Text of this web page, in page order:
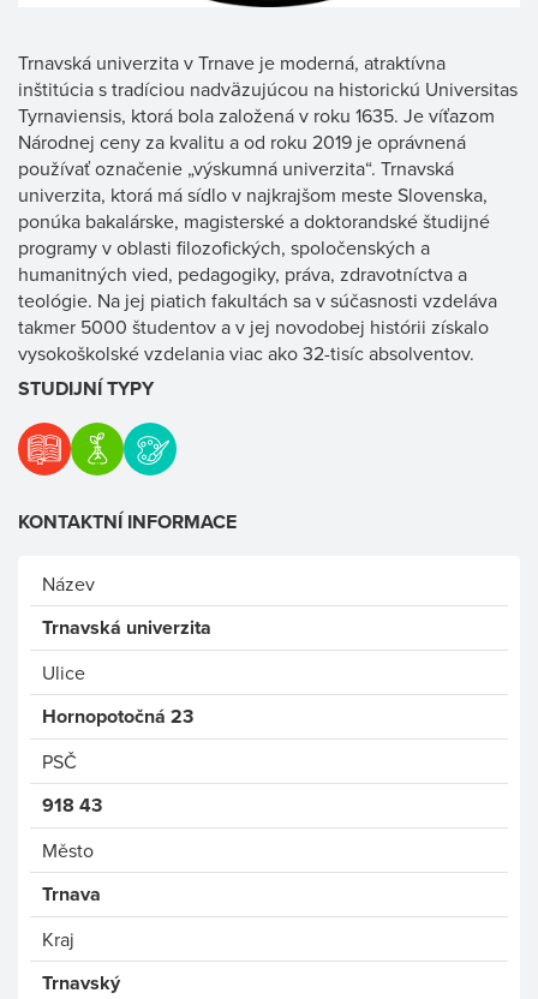
Trnavská univerzita v Trnave je moderná, atraktívna
inštitúcia s tradíciou nadväzujúcou na historickú Universitas
Tyrnaviensis, ktorá bola založená v roku 1635. Je víťazom
Národnej ceny za kvalitu a od roku 2019 je oprávnená
používať označenie „výskumná univerzita“. Trnavská
univerzita, ktorá má sídlo v najkrajšom meste Slovenska,
ponúka bakalárske, magisterské a doktorandské študijné
programy v oblasti filozofických, spoločenských a
humanitných vied, pedagogiky, práva, zdravotníctva a
teológie. Na jej piatich fakultách sa v súčasnosti vzdeláva
takmer 5000 študentov a v jej novodobej histórii získalo
vysokoškolské vzdelania viac ako 32-tisíc absolventov.
STUDIJNÍ TYPY
KONTAKTNÍ INFORMACE
Název
Trnavská univerzita
Ulice
Hornopotočná 23
PSČ
918 43
Město
Trnava
Kraj
Trnavský